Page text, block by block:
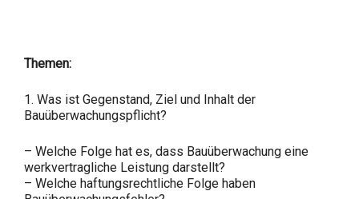
Themen:
1. Was ist Gegenstand, Ziel und Inhalt der
Bauüberwachungspflicht?
– Welche Folge hat es, dass Bauüberwachung eine
werkvertragliche Leistung darstellt?
– Welche haftungsrechtliche Folge haben